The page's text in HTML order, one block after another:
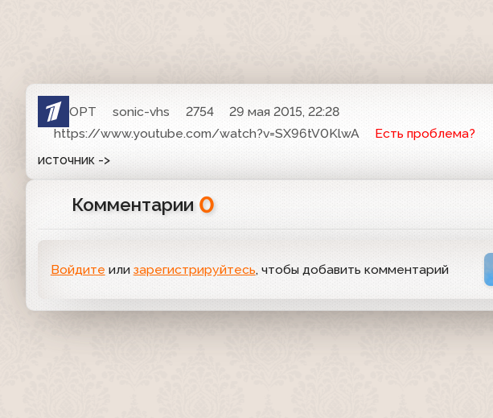
ОРТ sonic-vhs 2754
29 мая 2015, 22:28
https://www.youtube.com/watch?v=SX96tV0KlwA
Есть проблема?
источник ->
Комментарии 0
Войдите или зарегистрируйтесь, чтобы добавить комментарий